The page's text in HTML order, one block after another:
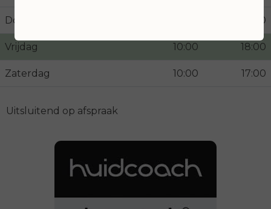
Donderdag 18:00
Vrijdag 10:00 18:00
Zaterdag 10:00 17:00
Uitsluitend op afspraak